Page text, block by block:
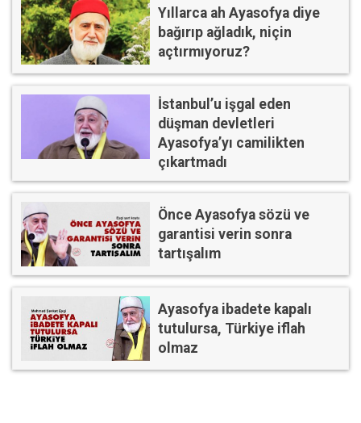
Yıllarca ah Ayasofya diye
bağırıp ağladık, niçin
açtırmıyoruz?
İstanbul’u işgal eden
düşman devletleri
Ayasofya’yı camilikten
çıkartmadı
Önce Ayasofya sözü ve
garantisi verin sonra
tartışalım
Ayasofya ibadete kapalı
tutulursa, Türkiye iflah
olmaz